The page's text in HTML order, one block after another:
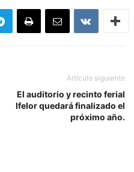
Artículo siguiente
El auditorio y recinto ferial
Ifelor quedará finalizado el
próximo año.